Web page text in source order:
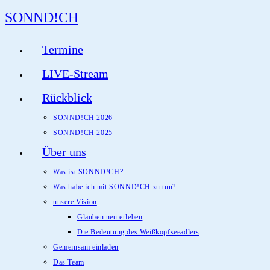
Zum
Inhalt
SONND!CH
Termine
LIVE-Stream
Rückblick
SONND!CH 2026
SONND!CH 2025
Über uns
Was ist SONND!CH?
Was habe ich mit SONND!CH zu tun?
unsere Vision
Glauben neu erleben
Die Bedeutung des Weißkopfseeadlers
Gemeinsam einladen
Das Team